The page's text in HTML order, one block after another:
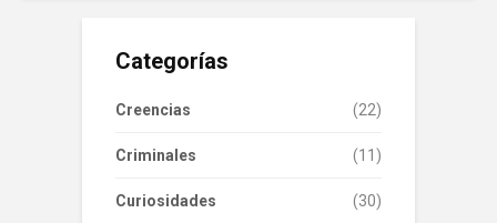
Categorías
Creencias (22)
Criminales (11)
Curiosidades (30)